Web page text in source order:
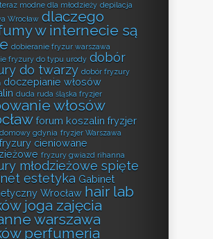
modne dla młodzieży depilacja
Wrocław dlaczego
w internecie są
dobieranie fryzur warszawa
fryzury do typu urody dobór
do twarzy dobór fryzury
doczepianie włosów
duda ruda śląska fryzjer
włosów
forum koszalin fryzjer
gdynia fryzjer Warszawa
fryzury cieniowane
fryzury gwiazd rihanna
młodzieżowe spięte
estetyka Gabinet
Wrocław hair lab
joga zajęcia
warszawa
perfumeria